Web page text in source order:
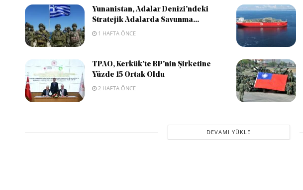
Yunanistan, Adalar Denizi’ndeki
Stratejik Adalarda Savunma...
1 HAFTA ÖNCE
TPAO, Kerkük’te BP’nin Şirketine
Yüzde 15 Ortak Oldu
2 HAFTA ÖNCE
DEVAMI YÜKLE